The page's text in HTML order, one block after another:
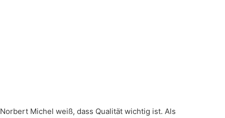
Norbert Michel weiß, dass Qualität wichtig ist. Als